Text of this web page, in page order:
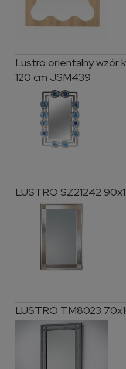
Lustro orientalny wzór
120 cm JSM439
LUSTRO SZ21242
LUSTRO TM8023